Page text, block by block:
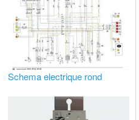
Schema electrique rond